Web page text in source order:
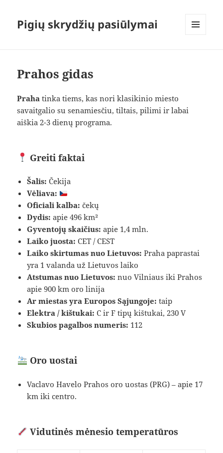
Pigių skrydžių pasiūlymai
Prahos gidas
Praha tinka tiems, kas nori klasikinio miesto
savaitgalio su senamiesčiu, tiltais, pilimi ir labai
aiškia 2-3 dienų programa.
Greiti faktai
Šalis: Čekija
Vėliava:
Oficiali kalba: čekų
Dydis: apie 496 km²
Gyventojų skaičius: apie 1,4 mln.
Laiko juosta: CET / CEST
Laiko skirtumas nuo Lietuvos: Praha paprastai
yra 1 valanda už Lietuvos laiko
Atstumas nuo Lietuvos: nuo Vilniaus iki Prahos
apie 900 km oro linija
Ar miestas yra Europos Sąjungoje: taip
Elektra / kištukai: C ir F tipų kištukai, 230 V
Skubios pagalbos numeris: 112
Oro uostai
Vaclavo Havelo Prahos oro uostas (PRG) – apie 17
km iki centro.
Vidutinės mėnesio temperatūros